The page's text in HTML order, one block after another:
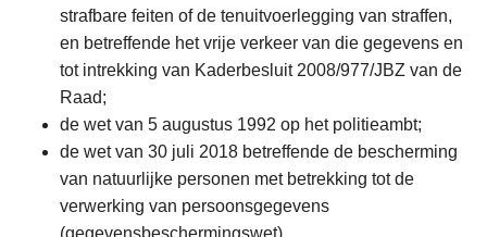
strafbare feiten of de tenuitvoerlegging van straffen,
en betreffende het vrije verkeer van die gegevens en
tot intrekking van Kaderbesluit 2008/977/JBZ van de
Raad;
de wet van 5 augustus 1992 op het politieambt;
de wet van 30 juli 2018 betreffende de bescherming
van natuurlijke personen met betrekking tot de
verwerking van persoonsgegevens